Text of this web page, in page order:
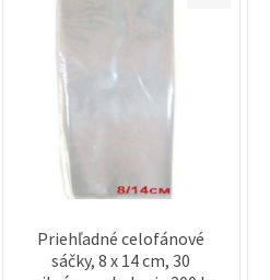
Priehľadné celofánové
sáčky, 8 x 14 cm, 30